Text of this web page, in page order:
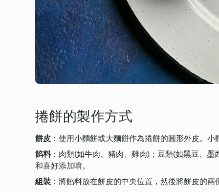
捲餅的製作方式
餅皮 ：使用小麵餅或大麵餅作為捲餅的圓形外皮。
餡料：肉類(如牛肉、豬肉、雞肉)；豆類(如黑豆、
和喜好添加唷。
組裝 ：將餡料放在餅皮的中央位置，然後將餅皮的